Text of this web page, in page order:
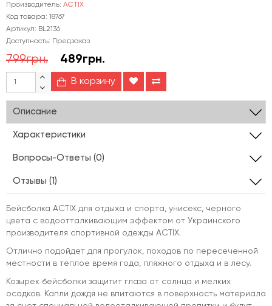
Производитель: ACTIX
Код товара: 18767
Артикул: BL2136
Доступность: Предзаказ
799грн. 489грн.
В корзину
Описание
Характеристики
Вопросы-Ответы (0)
Отзывы (1)
Бейсболка ACTIX для отдыха и спорта, унисекс, черного
цвета с водоотталкивающим эффектом от Украинского
производителя спортивной одежды ACTIX.
Отлично подойдет для прогулок, походов по пересеченной
местности в теплое время года, пляжного отдыха и в лесу.
Козырек бейсболки защитит глаза от солнца и мелких
осадков. Капли дождя не впитаются в поверхность материала